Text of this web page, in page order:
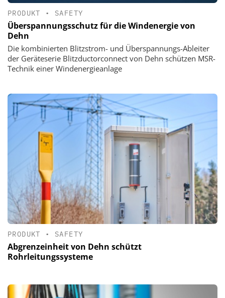
PRODUKT • SAFETY
Überspannungsschutz für die Windenergie von
Dehn
Die kombinierten Blitzstrom- und Überspannungs-Ableiter
der Geräteserie Blitzductorconnect von Dehn schützen MSR-
Technik einer Windenergieanlage
PRODUKT • SAFETY
Abgrenzeinheit von Dehn schützt
Rohrleitungssysteme